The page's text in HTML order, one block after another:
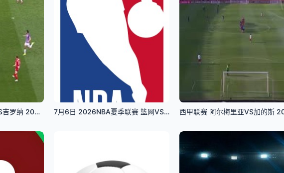
西甲联赛 巴拉多利德VS吉罗纳 20250514 7月6日 2026NBA夏季联赛 篮网VS雄鹿